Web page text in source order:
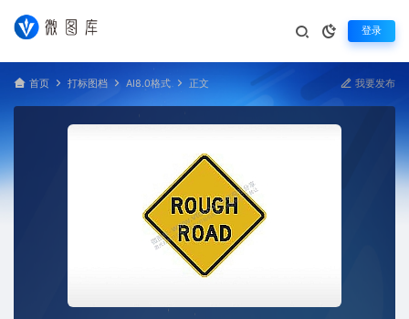
登录
首页 打标图档 AI8.0格式 正文 我要发布